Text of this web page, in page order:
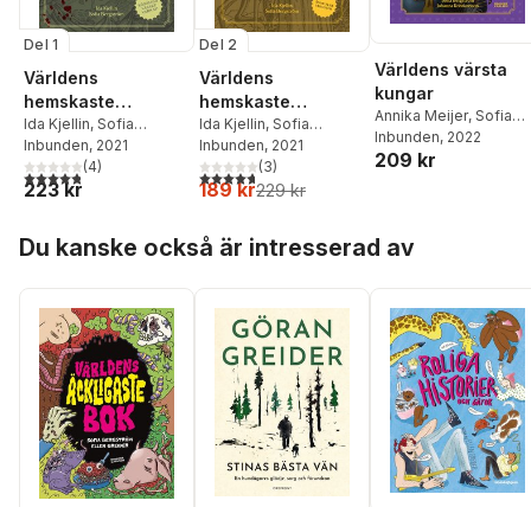
Del 1
Världens
hemskaste
sjukdomar
Ida Kjellin, Sofia
Bergström
Inbunden, 2021
4,8utav 5 stjärnor. Totalt antal röster:
(4)
223 kr
Del 2
Världens
hemskaste
sjukdomar 2
Ida Kjellin, Sofia
Bergström
Inbunden, 2021
4,7utav 5 stjärnor. Totalt antal röster:
(3)
189 kr229 kr
Världens värsta
kungar
Annika Meijer, Sofia
Bergström
Inbunden, 2022
209 kr
Du kanske också är intresserad av